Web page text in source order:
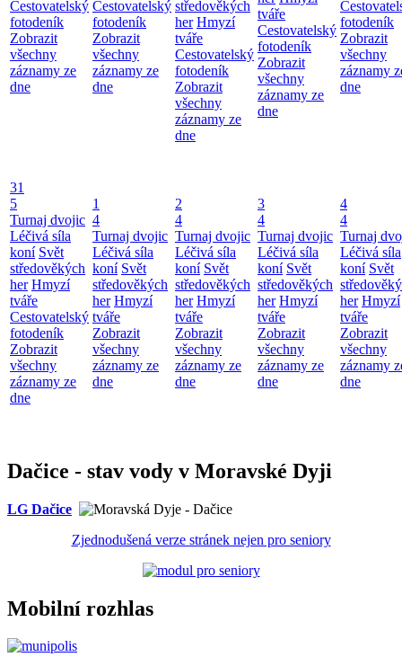
Cestovatelský
fotodeník
Zobrazit
všechny
záznamy ze
dne
Cestovatelský
fotodeník
Zobrazit
všechny
záznamy ze
dne
středověkých
her Hmyzí
tváře
Cestovatelský
fotodeník
Zobrazit
všechny
záznamy ze
dne
tváře
Cestovatelský
fotodeník
Zobrazit
všechny
záznamy ze
dne
fotodeník
Zobrazit
všechny
záznamy
dne
31
5
Turnaj dvojic
Léčivá síla
koní Svět
středověkých
her Hmyzí
tváře
Cestovatelský
fotodeník
Zobrazit
všechny
záznamy ze
dne
1
4
Turnaj dvojic
Léčivá síla
koní Svět
středověkých
her Hmyzí
tváře
Zobrazit
všechny
záznamy ze
dne
2
4
Turnaj dvojic
Léčivá síla
koní Svět
středověkých
her Hmyzí
tváře
Zobrazit
všechny
záznamy ze
dne
3
4
Turnaj dvojic
Léčivá síla
koní Svět
středověkých
her Hmyzí
tváře
Zobrazit
všechny
záznamy ze
dne
4
4
Turnaj
Léčivá síla
koní Svět
her Hmyzí
tváře
Zobrazit
všechny
záznamy
dne
Dačice - stav vody v Moravské Dyji
LG Dačice
Zjednodušená verze stránek nejen pro seniory
Mobilní rozhlas